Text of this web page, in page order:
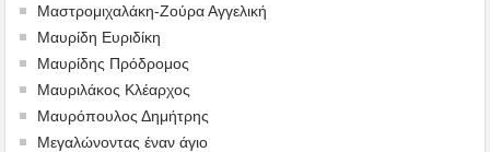
Μαστρομιχαλάκη-Ζούρα Αγγελική
Μαυρίδη Ευριδίκη
Μαυρίδης Πρόδρομος
Μαυριλάκος Κλέαρχος
Μαυρόπουλος Δημήτρης
Μεγαλώνοντας έναν άγιο